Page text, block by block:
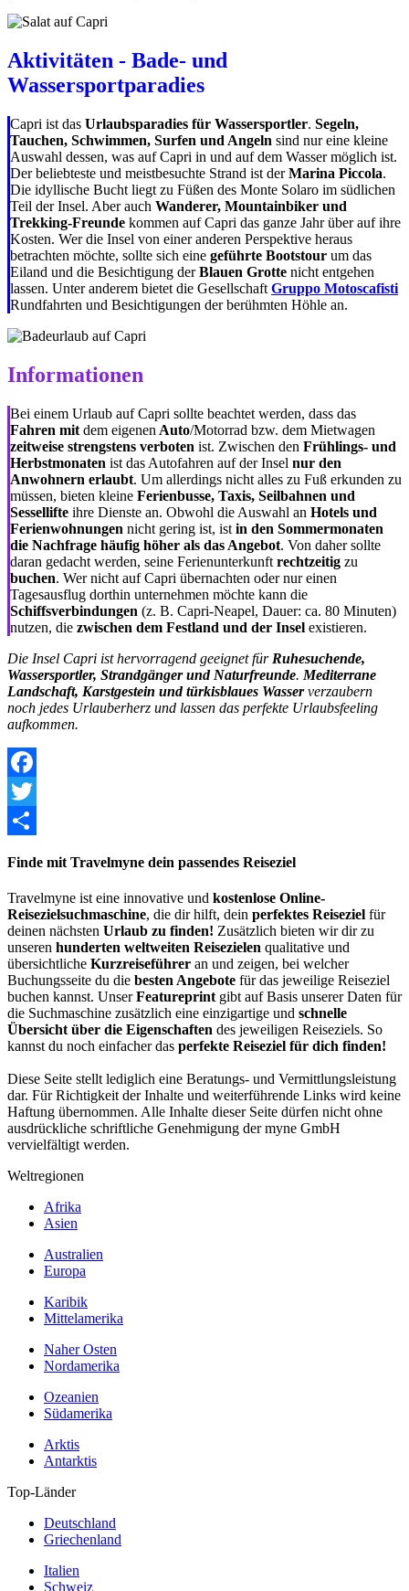
Aktivitäten - Bade- und
Wassersportparadies
Capri ist das Urlaubsparadies für Wassersportler. Segeln,
Tauchen, Schwimmen, Surfen und Angeln sind nur eine kleine
Auswahl dessen, was auf Capri in und auf dem Wasser möglich ist.
Der beliebteste und meistbesuchte Strand ist derMarina Piccola.
Die idyllische Bucht liegt zu Füßen des Monte Solaro im südlichen
Teil der Insel. Aber auch Wanderer, Mountainbiker und
Trekking-Freunde kommen auf Capri das ganze Jahr über auf ihre
Kosten. Wer die Insel von einer anderen Perspektive heraus
betrachten möchte, sollte sich eine geführte Bootstour um das
Eiland und die Besichtigung derBlauen Grotte nicht entgehen
lassen. Unter anderem bietet die Gesellschaft Gruppo Motoscafisti
Rundfahrten und Besichtigungen der berühmten Höhle an.
Informationen
Bei einem Urlaub auf Capri sollte beachtet werden, dass das
Fahren mit dem eigenen Auto/Motorrad bzw. dem Mietwagen
zeitweise strengstens verboten ist. Zwischen den Frühlings- und
Herbstmonaten ist das Autofahren auf der Insel nur den
Anwohnern erlaubt. Um allerdings nicht alles zu Fuß erkunden zu
müssen, bieten kleine Ferienbusse, Taxis, Seilbahnen und
Sessellifte ihre Dienste an. Obwohl die Auswahl an Hotels und
Ferienwohnungen nicht gering ist, ist in den Sommermonaten
die Nachfrage häufig höher als das Angebot. Von daher sollte
daran gedacht werden, seine Ferienunterkunft rechtzeitig zu
buchen. Wer nicht auf Capri übernachten oder nur einen
Tagesausflug dorthin unternehmen möchte kann die
Schiffsverbindungen (z. B. Capri-Neapel, Dauer: ca. 80 Minuten)
nutzen, die zwischen dem Festland und der Insel existieren.
Die Insel Capri ist hervorragend geeignet für Ruhesuchende,
Wassersportler, Strandgänger und Naturfreunde. Mediterrane
Landschaft, Karstgestein und türkisblaues Wasserverzaubern
noch jedes Urlauberherz und lassen das perfekte Urlaubsfeeling
aufkommen.
Facebook
Twitter
Finde mit Travelmyne dein passendes Reiseziel
Travelmyne ist eine innovative und kostenlose Online-
Reisezielsuchmaschine, die dir hilft, dein perfektes Reiseziel für
deinen nächsten Urlaub zu finden! Zusätzlich bieten wir dir zu
unseren hunderten weltweiten Reisezielen qualitative und
übersichtliche Kurzreiseführer an und zeigen, bei welcher
Buchungsseite du die besten Angebote für das jeweilige Reiseziel
buchen kannst. UnserFeatureprint gibt auf Basis unserer Daten für
die Suchmaschine zusätzlich eine einzigartige und schnelle
Übersicht über die Eigenschaften des jeweiligen Reiseziels. So
kannst du noch einfacher das perfekte Reiseziel für dich finden!
Diese Seite stellt lediglich eine Beratungs- und Vermittlungsleistung
dar. Für Richtigkeit der Inhalte und weiterführende Links wird keine
Haftung übernommen. Alle Inhalte dieser Seite dürfen nicht ohne
ausdrückliche schriftliche Genehmigung der myne GmbH
vervielfältigt werden.
Weltregionen
Afrika
Asien
Australien
Europa
Karibik
Mittelamerika
Naher Osten
Nordamerika
Ozeanien
Südamerika
Arktis
Antarktis
Top-Länder
Deutschland
Griechenland
Italien
Schweiz